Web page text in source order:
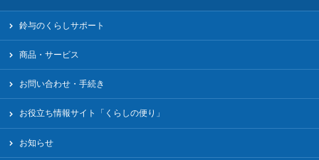
鈴与のくらしサポート
商品・サービス
お問い合わせ・手続き
お役立ち情報サイト「くらしの便り」
お知らせ